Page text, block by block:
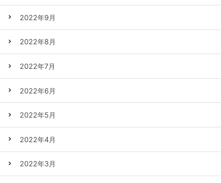
2022年9月
2022年8月
2022年7月
2022年6月
2022年5月
2022年4月
2022年3月